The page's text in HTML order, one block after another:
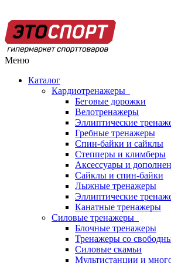
Меню
Каталог
Кардиотренажеры
Беговые дорожки
Велотренажеры
Эллиптические
Гребные тренажеры
Спин-байки и сайклы
Степперы и климберы
Аксессуары и
Сайклы и спин-байки
Лыжные тренажеры
Эллиптические
Канатные тренажеры
Силовые тренажеры
Блочные тренажеры
Тренажеры со
Силовые скамьи
Мультистанции и